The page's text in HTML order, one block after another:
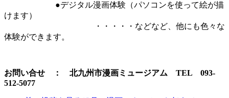
●デジタル漫画体験（パソコンを使って絵が描
けます）
・・・・・などなど、他にも色々な
体験ができます。
お問い合せ ： 北九州市漫画ミュージアム TEL 093-
512-5077